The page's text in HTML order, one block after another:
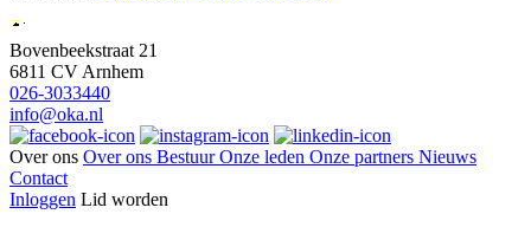
Bovenbeekstraat 21
6811 CV Arnhem
026-3033440
info@oka.nl
Over ons Over ons BestuurOnze leden Onze partners Nieuws
Contact
Inloggen Lid worden